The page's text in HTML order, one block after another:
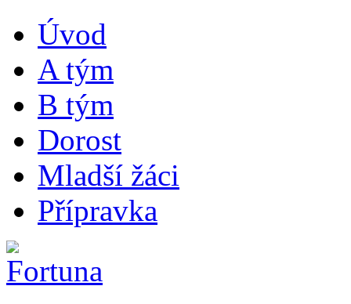
Úvod
A tým
B tým
Dorost
Mladší žáci
Přípravka